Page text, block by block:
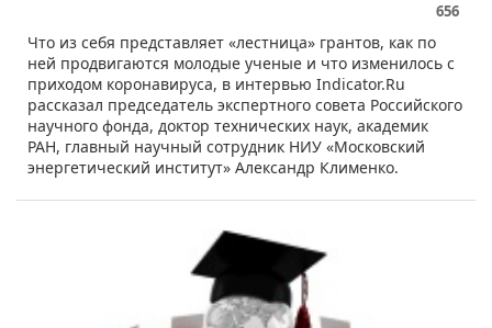
656
Что из себя представляет «лестница» грантов, как по
ней продвигаются молодые ученые и что изменилось с
приходом коронавируса, в интервью Indicator.Ru
рассказал председатель экспертного совета Российского
научного фонда, доктор технических наук, академик
РАН, главный научный сотрудник НИУ «Московский
энергетический институт» Александр Клименко.